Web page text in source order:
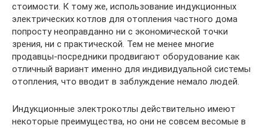
стоимости. К тому же, использование индукционных
электрических котлов для отопления частного дома
попросту неоправданно ни с экономической точки
зрения, ни с практической. Тем не менее многие
продавцы-посредники продвигают оборудование как
отличный вариант именно для индивидуальной системы
отопления, что вводит в заблуждение немало людей.
Индукционные электрокотлы действительно имеют
некоторые преимущества, но они не совсем весомые в